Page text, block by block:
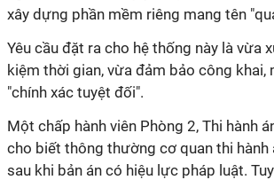
xây dựng phần mềm riêng mang tên
Yêu cầu đặt ra cho hệ thống này là vừa
kiệm thời gian, vừa đảm bảo công khai,
"chính xác tuyệt đối".
Một chấp hành viên Phòng 2, Thi hành
cho biết thông thường cơ quan thi hành
sau khi bản án có hiệu lực pháp luật.